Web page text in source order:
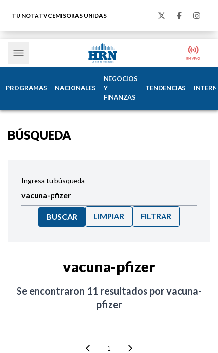
TU NOTATVCEMISORAS UNIDAS
PROGRAMAS NACIONALES
NEGOCIOS
Y
FINANZAS
TENDENCIAS
BÚSQUEDA
Ingresa tu búsqueda
BUSCAR LIMPIAR FILTRAR
vacuna-pfizer
Se encontraron 11 resultados porvacuna-
pfizer
1